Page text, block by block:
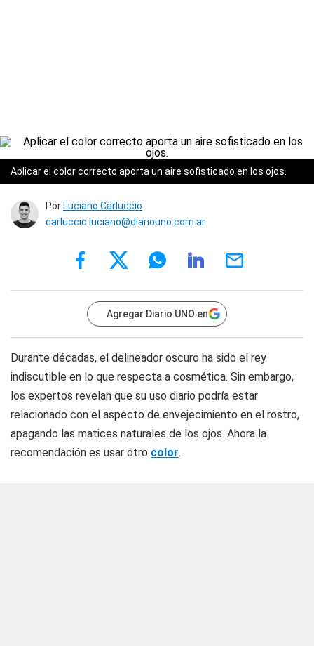
Aplicar el color correcto aporta un aire sofisticado en los ojos.
Por Luciano Carluccio
carluccio.luciano@diariouno.com.ar
Agregar Diario UNO en
Durante décadas, el delineador oscuro ha sido el rey
indiscutible en lo que respecta a cosmética. Sin embargo,
los expertos revelan que su uso diario podría estar
relacionado con el aspecto de envejecimiento en el rostro,
apagando las matices naturales de los ojos. Ahora la
recomendación es usar otro color.